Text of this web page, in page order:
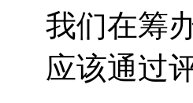
我们在筹
应该通过